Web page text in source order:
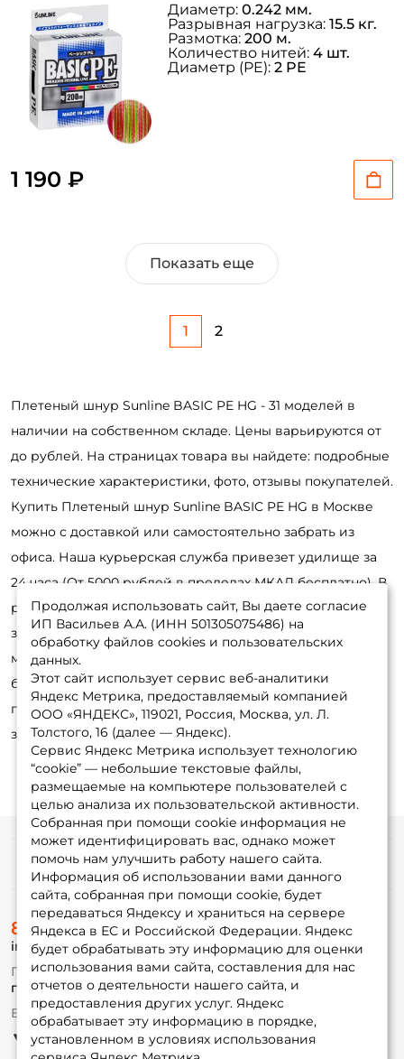
1 190 ₽
Диаметр: 0.242 мм.
Разрывная нагрузка: 15.5 кг.
Размотка: 200 м.
Количество нитей: 4 шт.
Диаметр (PE): 2 PE
Показать еще
1 2
Плетеный шнур Sunline BASIC PE HG - 31 моделей в
наличии на собственном складе. Цены варьируются от
до рублей. На страницах товара вы найдете: подробные
технические характеристики, фото, отзывы покупателей.
Купить Плетеный шнур Sunline BASIC PE HG в Москве
можно с доставкой или самостоятельно забрать из
офиса. Наша курьерская служба привезет удилище за
24 часа (От 5000 рублей в пределах МКАД бесплатно). В
регионы России отправка на следующий день после
заказа. Оформить заявку удобнее онлайн, в интернет-
магазине или по телефону. Обработка занимает не
более 30 минут. Позвоните нашим консультантам для
получения детальной информации и оформления
заказа: 8-495-532-77-88
Продолжая использовать сайт, Вы даете согласие
ИП Васильев А.А. (ИНН 501305075486) на
обработку файлов cookies и пользовательских
данных.
Этот сайт использует сервис веб-аналитики
Яндекс Метрика, предоставляемый компанией
ООО «ЯНДЕКС», 119021, Россия, Москва, ул. Л.
Толстого, 16 (далее — Яндекс).
Сервис Яндекс Метрика использует технологию
“cookie” — небольшие текстовые файлы,
размещаемые на компьютере пользователей с
целью анализа их пользовательской активности.
Собранная при помощи cookie информация не
может идентифицировать вас, однако может
помочь нам улучшить работу нашего сайта.
Информация об использовании вами данного
сайта, собранная при помощи cookie, будет
передаваться Яндексу и храниться на сервере
Яндекса в ЕС и Российской Федерации. Яндекс
будет обрабатывать эту информацию для оценки
использования вами сайта, составления для нас
отчетов о деятельности нашего сайта, и
предоставления других услуг. Яндекс
обрабатывает эту информацию в порядке,
установленном в условиях использования
Информация
О магазине
Доставка
Оплата
Fox-bonus
Гуру
Партнерская программа
8 (495) 532-77-88
info@foxfishing.ru
По вопросам с заказом
г. Москва, ул. Плеханова д.7
Ежедневно 10:00 до 20:00